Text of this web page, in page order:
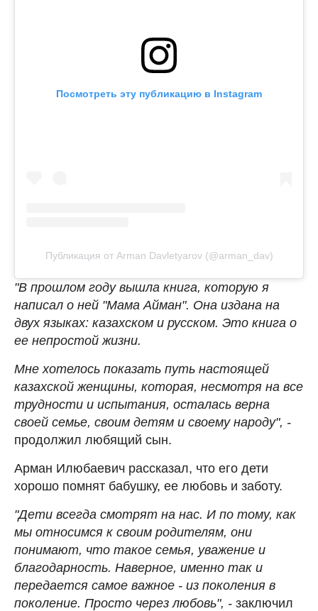
Посмотреть эту публикацию в Instagram
Публикация от Arman Davletyarov (@arman_dav)
"В прошлом году вышла книга, которую я
написал о ней "Мама Айман". Она издана на
двух языках: казахском и русском. Это книга о
ее непростой жизни.
Мне хотелось показать путь настоящей
казахской женщины, которая, несмотря на все
трудности и испытания, осталась верна
своей семье, своим детям и своему народу", -
продолжил любящий сын.
Арман Илюбаевич рассказал, что его дети
хорошо помнят бабушку, ее любовь и заботу.
"Дети всегда смотрят на нас. И по тому, как
мы относимся к своим родителям, они
понимают, что такое семья, уважение и
благодарность. Наверное, именно так и
передается самое важное - из поколения в
поколение. Просто через любовь", - заключил